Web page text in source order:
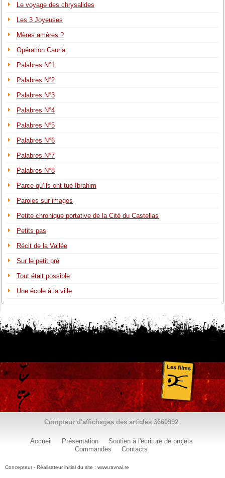
Le voyage des chrysalides
Les 3 Joyeuses
Mères amères ?
Opération Cauria
Palabres N°1
Palabres N°2
Palabres N°3
Palabres N°4
Palabres N°5
Palabres N°6
Palabres N°7
Palabres N°8
Parce qu’ils ont tué Ibrahim
Paroles sur images
Petite chronique portative de la Cité du Castellas
Petits pas
Récit de la Vallée
Sur le petit pré
Tout était possible
Une école à la ville
Compteur d'affichages des articles 3660992
Accueil Présentation
Soutien à l'écriture de projets
Commandes
Contacts
Concepteur - Réalisateur initial du site : www.ravnal.re